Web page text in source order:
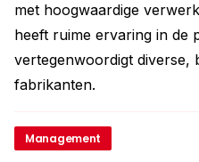
met hoogwaardige
heeft ruime ervaring in de
vertegenwoordigt diverse,
fabrikanten.
Management